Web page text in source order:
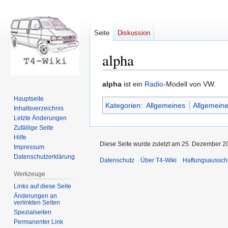
alpha
Zur
Navigation
springen
Zur
Suche
springen
alpha ist ein Radio-Modell von VW.
Kategorien: Allgemeines
Seite Diskussion
Hauptseite
Inhaltsverzeichnis
Letzte Änderungen
Zufällige Seite
Hilfe
Impressum
Datenschutzerklärung
Werkzeuge
Links auf diese Seite
Änderungen an
verlinkten Seiten
Spezialseiten
Permanenter Link
Diese Seite wurde zuletzt am 25. Dezember
Datenschutz Über T4-Wiki